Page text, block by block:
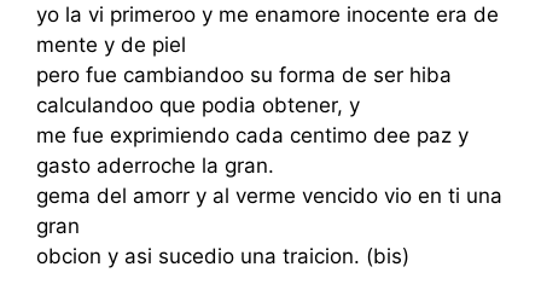
yo la vi primeroo y me enamore inocente era de
mente y de piel
pero fue cambiandoo su forma de ser hiba
calculandoo que podia obtener, y
me fue exprimiendo cada centimo dee paz y
gasto aderroche la gran.
gema del amorr y al verme vencido vio en ti una
gran
obcion y asi sucedio una traicion. (bis)